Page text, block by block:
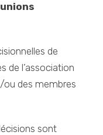
de
de l’association
ou des membres
sont